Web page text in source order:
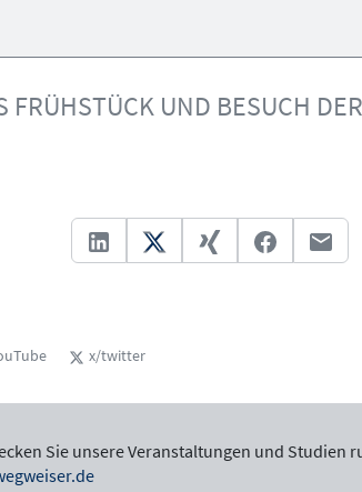
UND BESUCH
x/twitter
Sie unsere Veranstaltungen und Studien